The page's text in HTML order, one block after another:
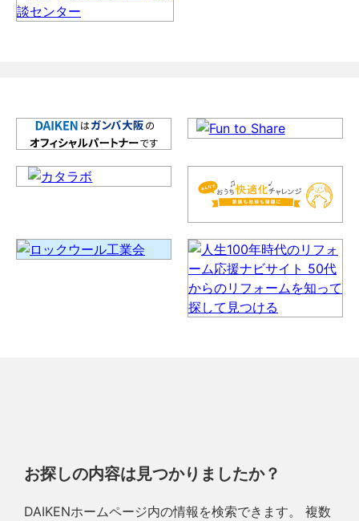
お探しの内容は見つかりましたか？
DAIKENホームページ内の情報を検索できます。 複数